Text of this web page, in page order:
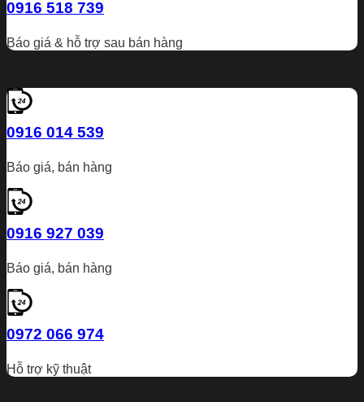
0916 518 739
Báo giá & hỗ trợ sau bán hàng
0916 014 539
Báo giá, bán hàng
0916 927 039
Báo giá, bán hàng
0972 066 974
Hỗ trợ kỹ thuật